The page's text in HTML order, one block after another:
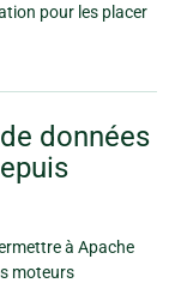
pour les placer
données
à Apache
moteurs